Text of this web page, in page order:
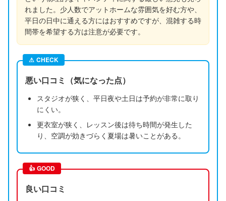
れました。少人数でアットホームな雰囲気を好む方や、
平日の日中に通える方にはおすすめですが、混雑する時
間帯を希望する方は注意が必要です。
⚠ CHECK
悪い口コミ（気になった点）
スタジオが狭く、平日夜や土日は予約が非常に取り
にくい。
更衣室が狭く、レッスン後は待ち時間が発生した
り、空調が効きづらく夏場は暑いことがある。
👍 GOOD
良い口コミ